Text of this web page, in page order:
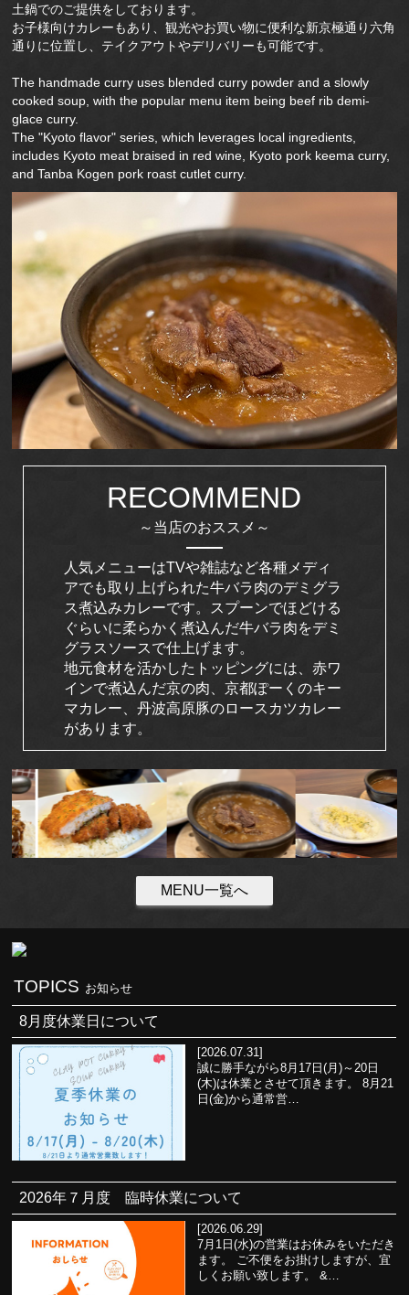
土鍋でのご提供をしております。
お子様向けカレーもあり、観光やお買い物に便利な新京極通り六角
通りに位置し、テイクアウトやデリバリーも可能です。
The handmade curry uses blended curry powder and a slowly
cooked soup, with the popular menu item being beef rib demi-
glace curry.
The "Kyoto flavor" series, which leverages local ingredients,
includes Kyoto meat braised in red wine, Kyoto pork keema curry,
and Tanba Kogen pork roast cutlet curry.
RECOMMEND
～当店のおススメ～
人気メニューはTVや雑誌など各種メディ
アでも取り上げられた牛バラ肉のデミグラ
ス煮込みカレーです。スプーンでほどける
ぐらいに柔らかく煮込んだ牛バラ肉をデミ
グラスソースで仕上げます。
地元食材を活かしたトッピングには、赤ワ
インで煮込んだ京の肉、京都ぽーくのキー
マカレー、丹波高原豚のロースカツカレー
があります。
MENU一覧へ
TOPICS お知らせ
8月度休業日について
[2026.07.31]
誠に勝手ながら8月17日(月)～20日
(木)は休業とさせて頂きます。 8月21
日(金)から通常営…
2026年７月度 臨時休業について
[2026.06.29]
7月1日(水)の営業はお休みをいただき
ます。 ご不便をお掛けしますが、宜
しくお願い致します。 &…